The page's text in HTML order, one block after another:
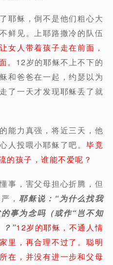
耶稣，倒不是他们粗心大
鲜见。上耶路撒冷的队伍
女人带着孩子走在前面，
。 12岁的耶稣不上不下的
和爸爸在一起，约瑟以为
了一天才发现耶稣丢了就
能力真强，将近三天，他
人投喂小耶稣了吧。 毕竟
的孩子，谁能不爱呢？
事，害父母担心折腾，但
，耶稣说：“为什么找我
事为念吗（或作“岂不知
？”12岁的耶稣，不通人情
里，再合理不过了。聪明
在，并没有进一步和父母